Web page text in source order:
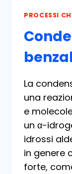
PROCESSI
La
una
e
un α-
idrossi
in genere
forte,